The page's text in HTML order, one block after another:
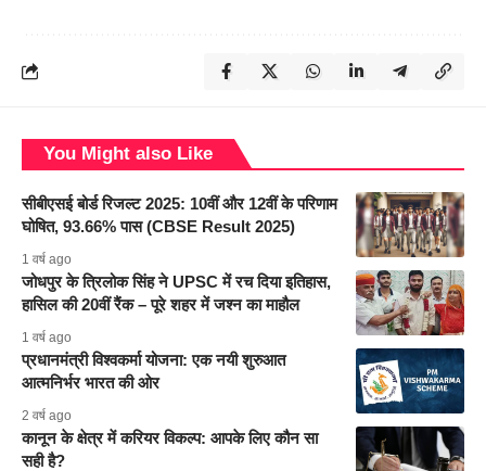
You Might also Like
सीबीएसई बोर्ड रिजल्ट 2025: 10वीं और 12वीं के परिणाम
घोषित, 93.66% पास (CBSE Result 2025)
1 वर्ष ago
जोधपुर के त्रिलोक सिंह ने UPSC में रच दिया इतिहास,
हासिल की 20वीं रैंक – पूरे शहर में जश्न का माहौल
1 वर्ष ago
प्रधानमंत्री विश्वकर्मा योजना: एक नयी शुरुआत
आत्मनिर्भर भारत की ओर
2 वर्ष ago
कानून के क्षेत्र में करियर विकल्प: आपके लिए कौन सा
सही है?